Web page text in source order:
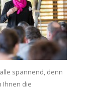
spannend, denn
Ihnen die